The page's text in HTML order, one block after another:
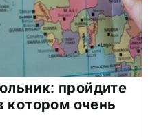
пройдите
котором очень